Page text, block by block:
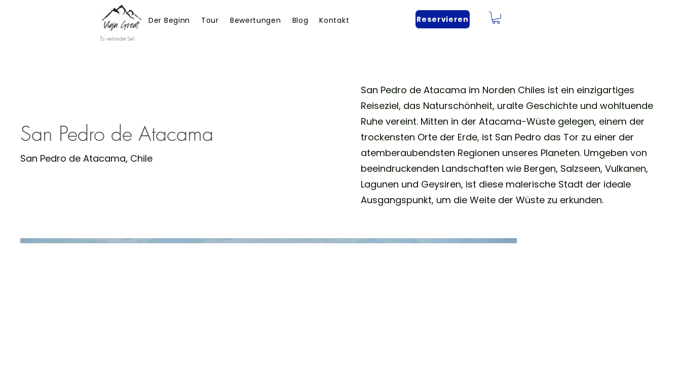
Der Beginn Tour Bewertungen Blog Kontakt Reservieren
Es verbindet Sie!
San Pedro de Atacama
San Pedro de Atacama, Chile
San Pedro de Atacama im Norden Chiles ist ein einzigartiges
Reiseziel, das Naturschönheit, uralte Geschichte und wohltuende
Ruhe vereint. Mitten in der Atacama-Wüste gelegen, einem der
trockensten Orte der Erde, ist San Pedro das Tor zu einer der
atemberaubendsten Regionen unseres Planeten. Umgeben von
beeindruckenden Landschaften wie Bergen, Salzseen, Vulkanen,
Lagunen und Geysiren, ist diese malerische Stadt der ideale
Ausgangspunkt, um die Weite der Wüste zu erkunden.